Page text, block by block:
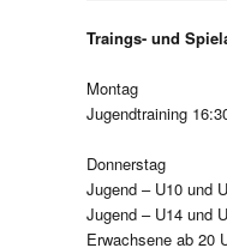
Traings- und
Montag
Jugendtraining
Donnerstag
Jugend – U10 und
Jugend – U14 und
Erwachsene ab 20